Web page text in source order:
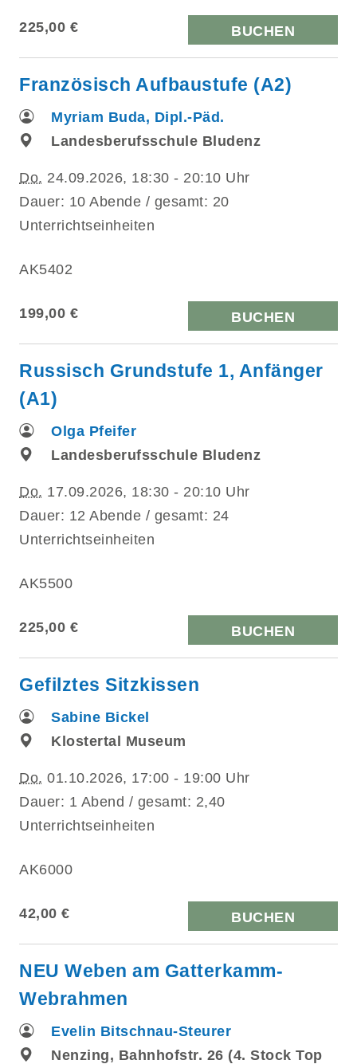
225,00 € BUCHEN
Französisch Aufbaustufe (A2)
Myriam Buda, Dipl.-Päd.
Landesberufsschule Bludenz
Do. 24.09.2026, 18:30 - 20:10 Uhr
Dauer: 10 Abende / gesamt: 20
Unterrichtseinheiten
AK5402
199,00 € BUCHEN
Russisch Grundstufe 1, Anfänger
(A1)
Olga Pfeifer
Landesberufsschule Bludenz
Do. 17.09.2026, 18:30 - 20:10 Uhr
Dauer: 12 Abende / gesamt: 24
Unterrichtseinheiten
AK5500
225,00 € BUCHEN
Gefilztes Sitzkissen
Sabine Bickel
Klostertal Museum
Do. 01.10.2026, 17:00 - 19:00 Uhr
Dauer: 1 Abend / gesamt: 2,40
Unterrichtseinheiten
AK6000
42,00 € BUCHEN
NEU Weben am Gatterkamm-
Webrahmen
Evelin Bitschnau-Steurer
Nenzing, Bahnhofstr. 26 (4. Stock Top